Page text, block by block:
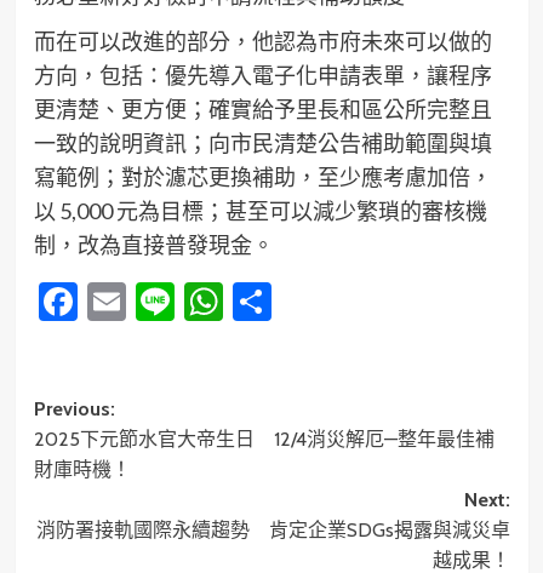
而在可以改進的部分，他認為市府未來可以做的
方向，包括：優先導入電子化申請表單，讓程序
更清楚、更方便；確實給予里長和區公所完整且
一致的說明資訊；向市民清楚公告補助範圍與填
寫範例；對於濾芯更換補助，至少應考慮加倍，
以 5,000 元為目標；甚至可以減少繁瑣的審核機
制，改為直接普發現金。
Facebook
Email
LineWhatsApp
分
Post
navigation
Previous:
2025下元節水官大帝生日 12/4消災解厄—整年最佳補
財庫時機！
Next:
消防署接軌國際永續趨勢 肯定企業SDGs揭露與減災卓
越成果！